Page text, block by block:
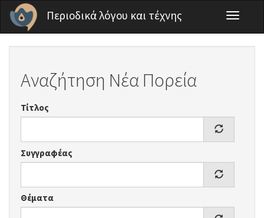
Παράκαμψη προς το κυρίως περιεχόμενο
Περιοδικά λόγου και τέχνης
Toggle
Αναζήτηση Νέα Πορεία
Τίτλος
Συγγραφέας
Θέματα